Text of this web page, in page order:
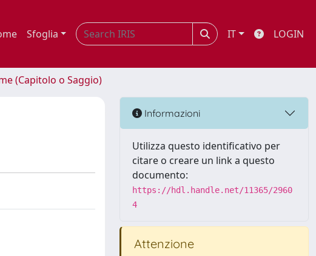
Sfoglia IT LOGIN
(Capitolo o Saggio)
Informazioni
Utilizza questo identificativo per
citare o creare un link a questo
documento:
https://hdl.handle.net/11365/2960
4
Attenzione